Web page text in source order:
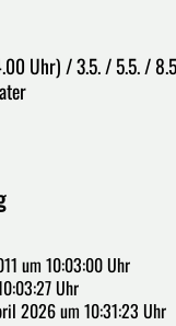
Uhr) / 3.5. / 5.5. /
um 10:03:00 Uhr
Uhr
2026 um 10:31:23 Uhr